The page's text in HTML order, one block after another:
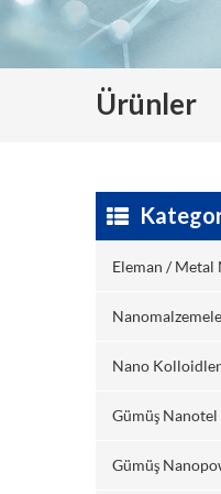
Ürünler
Eleman /
Nano Kolloidler
Gümüş
Gümüş